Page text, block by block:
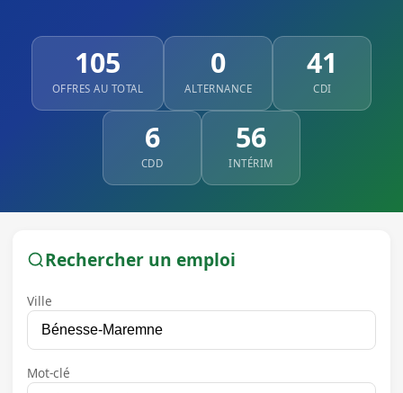
105
OFFRES AU TOTAL
0
ALTERNANCE
41
CDI
6
CDD
56
INTÉRIM
Rechercher un emploi
Ville
Mot-clé